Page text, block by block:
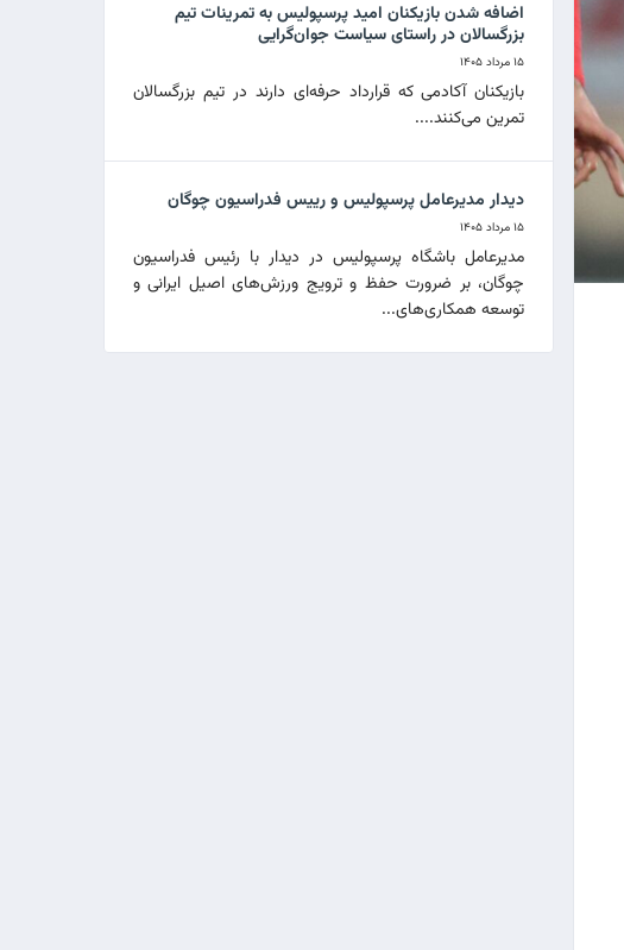
اضافه شدن بازیکنان امید پرسپولیس به تمرینات تیم
بزرگسالان در راستای سیاست جوان‌گرایی
۱۵ مرداد ۱۴۰۵
بازیکنان آکادمی که قرارداد حرفه‌ای دارند در تیم بزرگسالان
تمرین می‌کنند....
دیدار مدیرعامل پرسپولیس و رییس فدراسیون چوگان
۱۵ مرداد ۱۴۰۵
مدیرعامل باشگاه پرسپولیس در دیدار با رئیس فدراسیون
چوگان، بر ضرورت حفظ و ترویج ورزش‌های اصیل ایرانی و
توسعه همکاری‌های...